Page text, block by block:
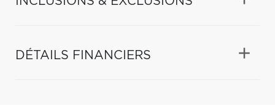
DÉTAILS FINANCIERS